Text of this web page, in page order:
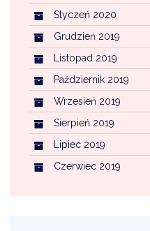
Styczeń 2020
Grudzień 2019
Listopad 2019
Październik 2019
Wrzesień 2019
Sierpień 2019
Lipiec 2019
Czerwiec 2019